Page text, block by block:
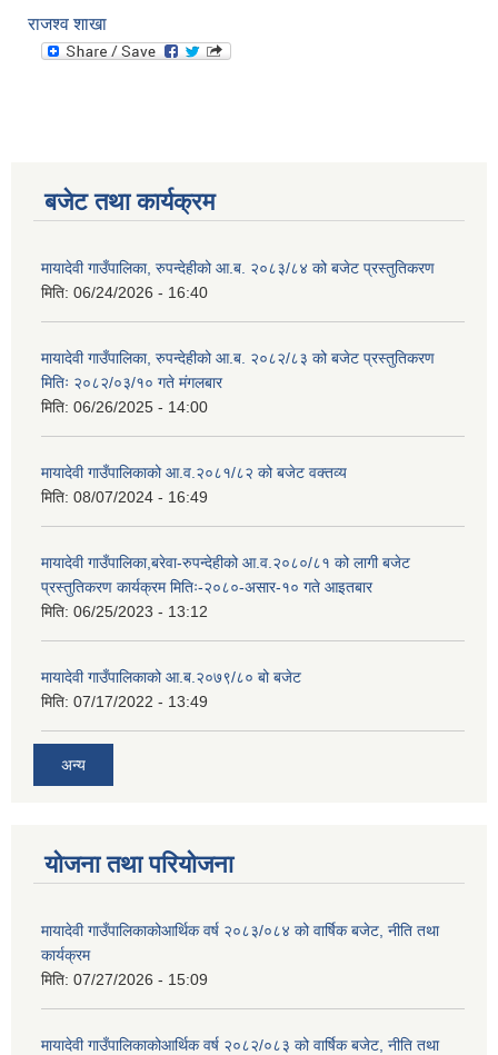
राजश्व शाखा
बजेट तथा कार्यक्रम
मायादेवी गाउँपालिका, रुपन्देहीको आ.ब. २०८३/८४ को बजेट प्रस्तुतिकरण
मिति: 06/24/2026 - 16:40
मायादेवी गाउँपालिका, रुपन्देहीको आ.ब. २०८२/८३ को बजेट प्रस्तुतिकरण
मितिः २०८२/०३/१० गते मंगलबार
मिति: 06/26/2025 - 14:00
मायादेवी गाउँपालिकाको आ.व.२०८१/८२ को बजेट वक्तव्य
मिति: 08/07/2024 - 16:49
मायादेवी गाउँपालिका,बरेवा-रुपन्देहीको आ.व.२०८०/८१ को लागी बजेट
प्रस्तुतिकरण कार्यक्रम मितिः-२०८०-असार-१० गते आइतबार
मिति: 06/25/2023 - 13:12
मायादेवी गाउँपालिकाको आ.ब.२०७९/८० बो बजेट
मिति: 07/17/2022 - 13:49
अन्य
योजना तथा परियोजना
मायादेवी गाउँपालिकाकोआर्थिक वर्ष २०८३/०८४ को वार्षिक बजेट, नीति तथा
कार्यक्रम
मिति: 07/27/2026 - 15:09
मायादेवी गाउँपालिकाकोआर्थिक वर्ष २०८२/०८३ को वार्षिक बजेट, नीति तथा